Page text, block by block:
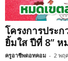
โครงการประ
ยิ้มใส ปีที่ 8” ห
ครูอาชีพดอทคอม - 2 พฤ